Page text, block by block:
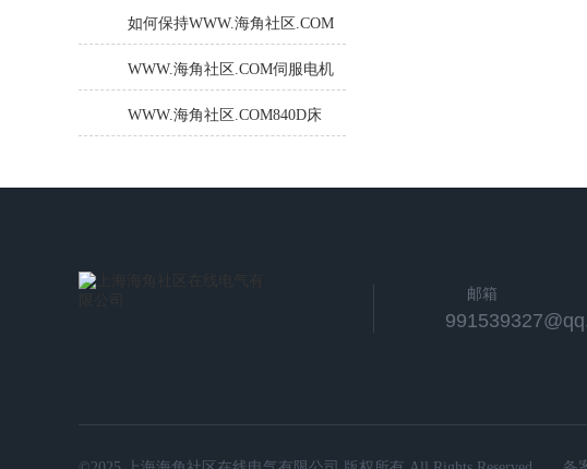
屏内部硬件故障的维修方法！
如何保持WWW.海角社区.COM
伺服电机的良好工作状态？
WWW.海角社区.COM伺服电机
维修几个小技巧，您都了解
WWW.海角社区.COM840D床
邮箱